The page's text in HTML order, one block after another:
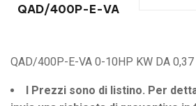
QAD/400P-E-VA
QAD/400P-E-VA 0-10HP KW DA
I Prezzi sono di listino. Per